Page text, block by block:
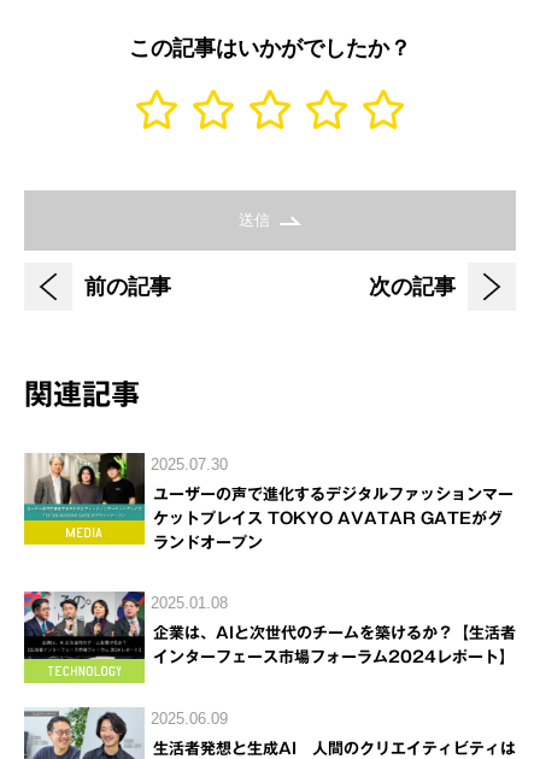
この記事はいかがでしたか？
送信
前の記事 次の記事
関連記事
2025.07.30
ユーザーの声で進化するデジタルファッションマー
ケットプレイス TOKYO AVATAR GATEがグ
ランドオープン
2025.01.08
企業は、AIと次世代のチームを築けるか？【生活者
インターフェース市場フォーラム2024レポート】
2025.06.09
生活者発想と生成AI 人間のクリエイティビティは